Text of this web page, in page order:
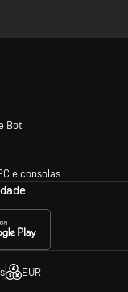
Bot
e consolas
EUR